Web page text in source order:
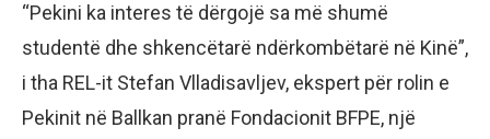
“Pekini ka interes të dërgojë sa më shumë
studentë dhe shkencëtarë ndërkombëtarë në Kinë”,
i tha REL-it Stefan Vlladisavljev, ekspert për rolin e
Pekinit në Ballkan pranë Fondacionit BFPE, një